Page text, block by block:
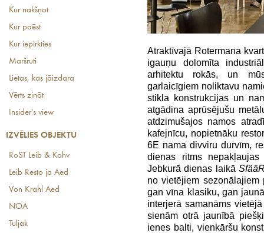
Kur nakšņot
Kur paēst
Kur iepirkties
Maršruti
Lietas, kas jāizdara
Vērts zināt
Insider's view
IZVĒLIES OBJEKTU
RoST Leib & Kohv
Leib Resto ja Aed
Von Krahl Aed
NOA
Tuljak
Atraktīvajā Rotermana
igauņu dolomīta
arhitektu rokās, un
garlaicīgiem noliktavu
stikla konstrukcijas un
atgādina aprūsējušu
atdzimušajos namos
kafejnīcu, nopietnāku
6E nama divviru durvīm,
dienas ritms
Jebkurā dienas laikā
no vietējiem sezonālajiem
gan vīna klasiku, gan
interjerā samanāms
sienām otrā jaunībā
ienes balti, vienkāršu